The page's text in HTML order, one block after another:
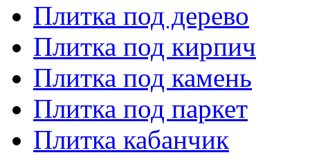
Плитка под дерево
Плитка под кирпич
Плитка под камень
Плитка под паркет
Плитка кабанчик